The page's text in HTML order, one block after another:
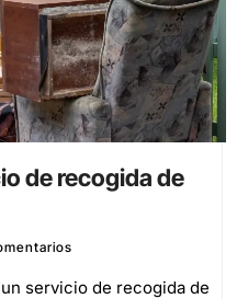
de recogida de
servicio de recogida de